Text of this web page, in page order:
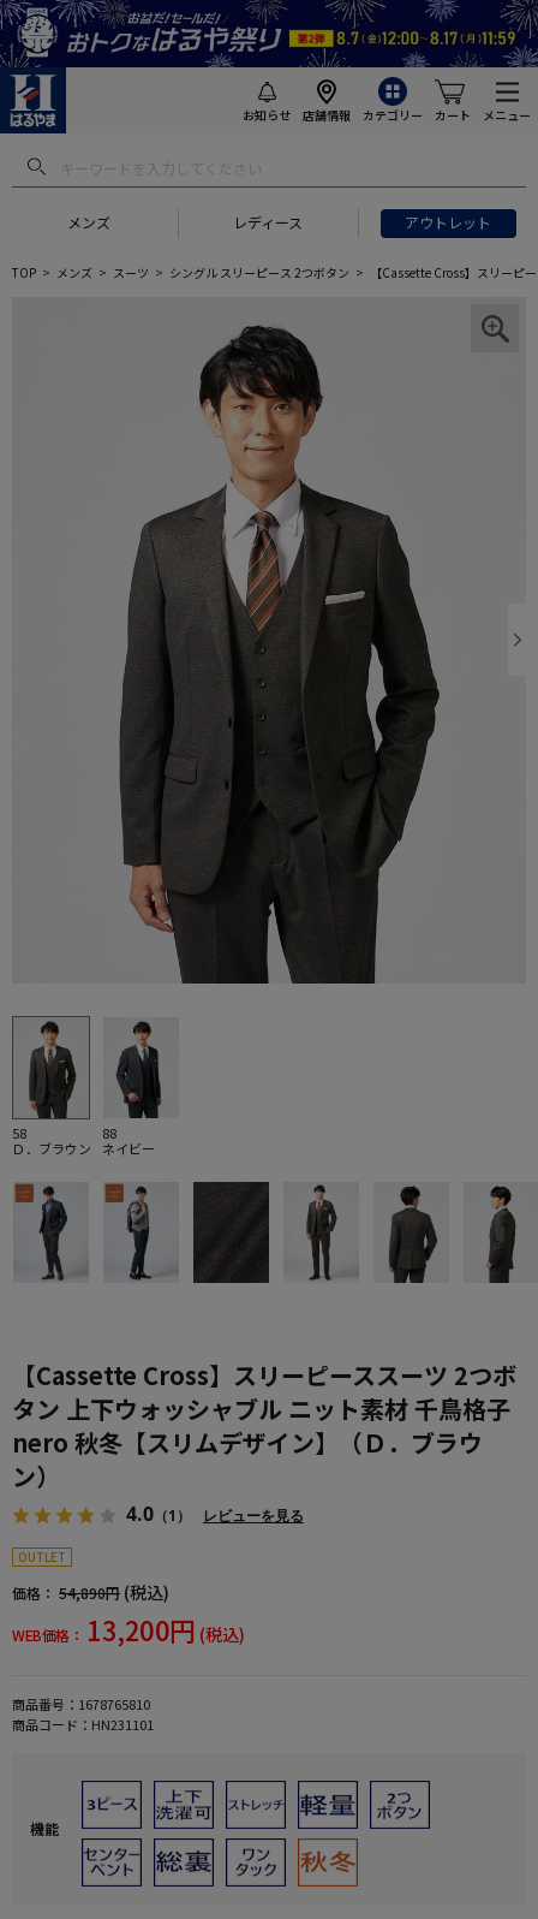
お知らせ 店舗情報 カテゴリー カート メニュー
メンズ レディース アウトレット
TOP メンズ スーツ シングル スリーピース 2つボタン 【Cassette Cross】スリーピ
58
Ｄ．ブラウン
88
ネイビー
【Cassette Cross】スリーピーススーツ 2つボ
タン 上下ウォッシャブル ニット素材 千鳥格子
nero 秋冬【スリムデザイン】（Ｄ．ブラウ
ン）
4.0 （1） レビューを見る
OUTLET
価格： 54,890円 (税込)
WEB価格： 13,200円 (税込)
商品番号： 1678765810
商品コード： HN231101
機能